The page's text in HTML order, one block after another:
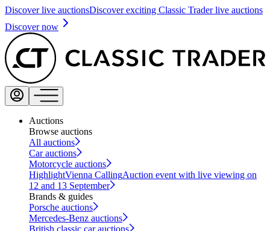
Discover live auctionsDiscover exciting Classic Trader live auctions
Discover now
Auctions
Browse auctions
All auctions
Car auctions
Motorcycle auctions
HighlightVienna CallingAuction event with live viewing on
12 and 13 September
Brands & guides
Porsche auctions
Mercedes-Benz auctions
British classic car auctions